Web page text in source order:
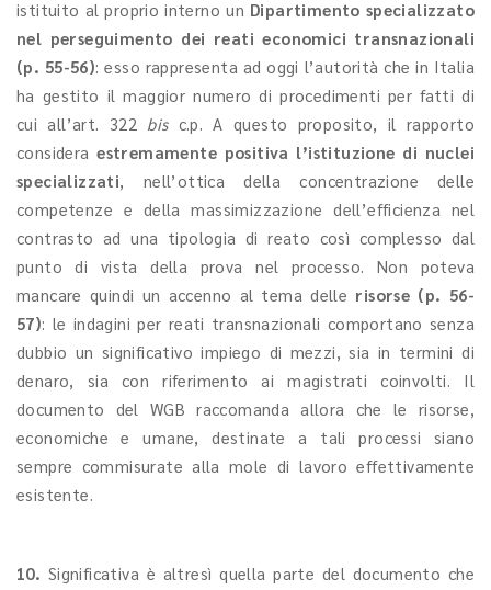
istituito al proprio interno un Dipartimento specializzato
nel perseguimento dei reati economici transnazionali
(p. 55-56): esso rappresenta ad oggi l’autorità che in Italia
ha gestito il maggior numero di procedimenti per fatti di
cui all’art. 322 bis c.p. A questo proposito, il rapporto
consideraestremamente positiva l’istituzione di nuclei
specializzati, nell’ottica della concentrazione delle
competenze e della massimizzazione dell’efficienza nel
contrasto ad una tipologia di reato così complesso dal
punto di vista della prova nel processo. Non poteva
mancare quindi un accenno al tema delle risorse (p. 56-
57): le indagini per reati transnazionali comportano senza
dubbio un significativo impiego di mezzi, sia in termini di
denaro, sia con riferimento ai magistrati coinvolti. Il
documento del WGB raccomanda allora che le risorse,
economiche e umane, destinate a tali processi siano
sempre commisurate alla mole di lavoro effettivamente
esistente.
10. Significativa è altresì quella parte del documento che